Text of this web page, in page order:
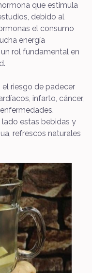
que estimula
debido al
el consumo
energía
rol fundamental en
riesgo de padecer
infarto, cáncer,
lado estas bebidas y
refrescos naturales